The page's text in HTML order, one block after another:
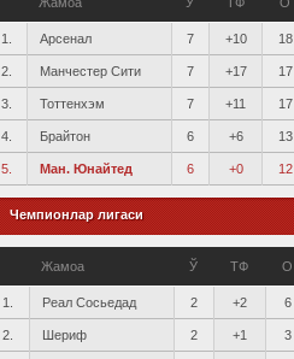
1. Арсенал 7 +10 18
2. Манчестер Сити 7 +17 17
3. Тоттенхэм 7 +11 17
4. Брайтон 6 +6 13
5. Ман. Юнайтед 6 +0 12
Чемпионлар лигаси
Жамоа Ў ТФ О
1. Реал Сосьедад 2 +2 6
2. Шериф 2 +1 3